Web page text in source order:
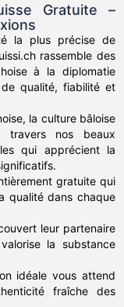
Gratuite –
la plus précise de
rassemble des
à la diplomatie
qualité, fiabilité et
la culture bâloise
travers nos beaux
qui apprécient la
gratuite qui
qualité dans chaque
leur partenaire
la substance
idéale vous attend
fraîche des